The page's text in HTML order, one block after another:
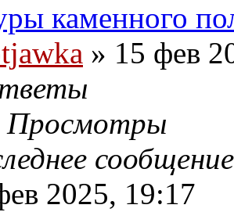
каменного
» 15 фев
Просмотры
сообщение
2025, 19:17